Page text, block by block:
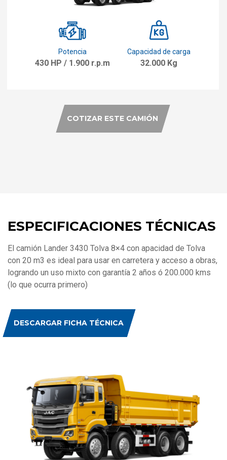
Potencia
430 HP / 1.900 r.p.m
Capacidad de carga
32.000 Kg
COTIZAR ESTE CAMIÓN
ESPECIFICACIONES TÉCNICAS
El camión Lander 3430 Tolva 8×4 con apacidad de Tolva
con 20 m3 es ideal para usar en carretera y acceso a obras,
logrando un uso mixto con garantía 2 años ó 200.000 kms
(lo que ocurra primero)
DESCARGAR FICHA TÉCNICA